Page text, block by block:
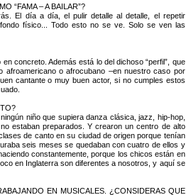
“FAMA – A BAILAR”?
El día a día, el pulir detalle al detalle, el repetir
físico... Todo esto no se ve. Solo se ven las
concreto. Además está lo del dichoso “perfil”, que
afroamericano o afrocubano –en nuestro caso por
cantante o muy buen actor, si no cumples estos
niño que supiera danza clásica, jazz, hip-hop,
estaban preparados. Y crearon un centro de alto
de canto en su ciudad de origen porque tenían
seis meses se quedaban con cuatro de ellos y
constantemente, porque los chicos están en
en Inglaterra son diferentes a nosotros, y aquí se
EN MUSICALES. ¿CONSIDERAS QUE